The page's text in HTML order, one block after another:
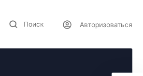
Поиск Авторизоваться